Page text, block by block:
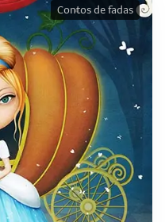
Contos de fadas